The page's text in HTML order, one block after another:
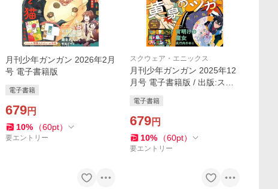
月刊少年ガンガン 2026年2月
号 電子書籍版
電子書籍
679円
10% （60pt）
要エントリー
スクウェア・エニックス
月刊少年ガンガン 2025年12
月号 電子書籍版 / 出版:スク
川弘 著者:中吉虎吉 原作:鎌池
和馬 作画:近木野中哉
電子書籍
679円
10% （60pt）
要エントリー